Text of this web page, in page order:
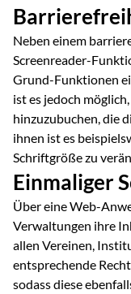
Neben einem
Screenreader-
Grund-Funktionen
ist es jedoch
hinzuzubuchen, die
ihnen ist es
Schriftgröße zu
Einmaliger
Über eine Web-
Verwaltungen ihre
allen Vereinen,
entsprechende
sodass diese